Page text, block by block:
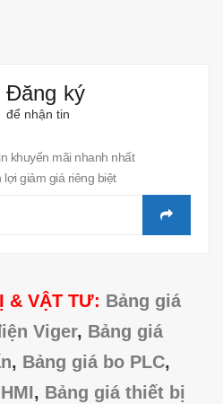
Đăng ký
để nhận tin
khuyến mãi nhanh nhất
giảm giá riêng biệt
& VẬT TƯ: Bảng giá
Viger, Bảng giá
, Bảng giá bo PLC,
, Bảng giá thiết bị